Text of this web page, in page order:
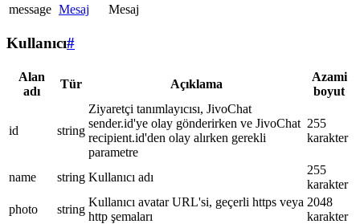
message Mesaj Mesaj
Kullanıcı#
Alan
adı
Tür Açıklama
Azami
boyut
id string
Ziyaretçi tanımlayıcısı, JivoChat
sender.id'ye olay gönderirken ve JivoChat
recipient.id'den olay alırken gerekli
parametre
255
karakter
name string Kullanıcı adı
255
karakter
photo
string
Kullanıcı avatar URL'si, geçerli https veya
http şemaları
2048
karakter